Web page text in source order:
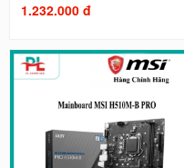
1.232.000 đ